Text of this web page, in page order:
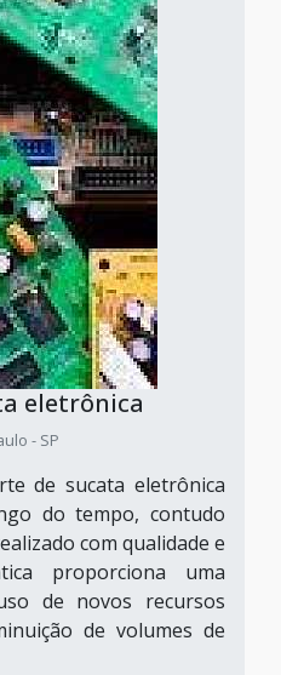
eletrônica
- SP
de sucata eletrônica
do tempo, contudo
com qualidade e
proporciona uma
de novos recursos
de volumes de